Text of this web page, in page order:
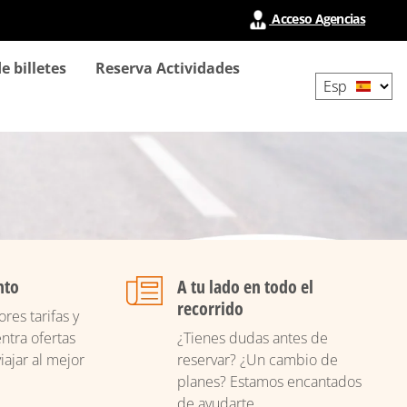
Acceso Agencias
billetes
Reserva Actividades
your
tarifas y
ofertas
al mejor
A tu lado en todo el
recorrido
¿Tienes dudas antes de
reservar? ¿Un cambio de
planes? Estamos encantados